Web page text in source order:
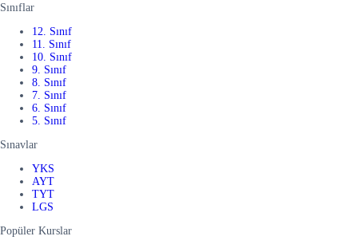
Sınıflar
12. Sınıf
11. Sınıf
10. Sınıf
9. Sınıf
8. Sınıf
7. Sınıf
6. Sınıf
5. Sınıf
Sınavlar
YKS
AYT
TYT
LGS
Popüler Kurslar